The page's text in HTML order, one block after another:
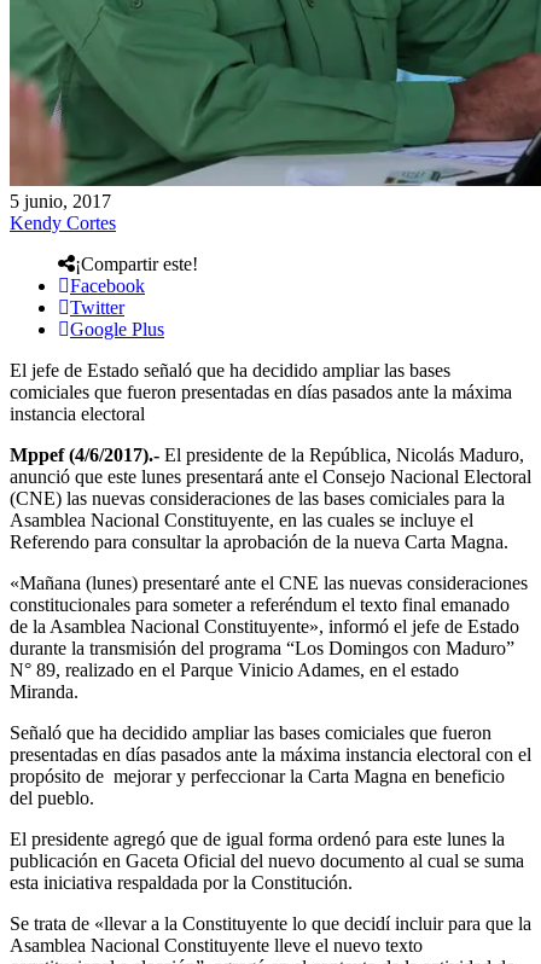
5 junio, 2017
Kendy Cortes
¡Compartir este!
Facebook
Twitter
Google Plus
El jefe de Estado señaló que ha decidido ampliar las bases
comiciales que fueron presentadas en días pasados ante la máxima
instancia electoral
Mppef (4/6/2017).- El presidente de la República, Nicolás Maduro,
anunció que este lunes presentará ante el Consejo Nacional Electoral
(CNE) las nuevas consideraciones de las bases comiciales para la
Asamblea Nacional Constituyente, en las cuales se incluye el
Referendo para consultar la aprobación de la nueva Carta Magna.
«Mañana (lunes) presentaré ante el CNE las nuevas consideraciones
constitucionales para someter a referéndum el texto final emanado
de la Asamblea Nacional Constituyente», informó el jefe de Estado
durante la transmisión del programa “Los Domingos con Maduro”
N° 89, realizado en el Parque Vinicio Adames, en el estado
Miranda.
Señaló que ha decidido ampliar las bases comiciales que fueron
presentadas en días pasados ante la máxima instancia electoral con el
propósito de mejorar y perfeccionar la Carta Magna en beneficio
del pueblo.
El presidente agregó que de igual forma ordenó para este lunes la
publicación en Gaceta Oficial del nuevo documento al cual se suma
esta iniciativa respaldada por la Constitución.
Se trata de «llevar a la Constituyente lo que decidí incluir para que la
Asamblea Nacional Constituyente lleve el nuevo texto